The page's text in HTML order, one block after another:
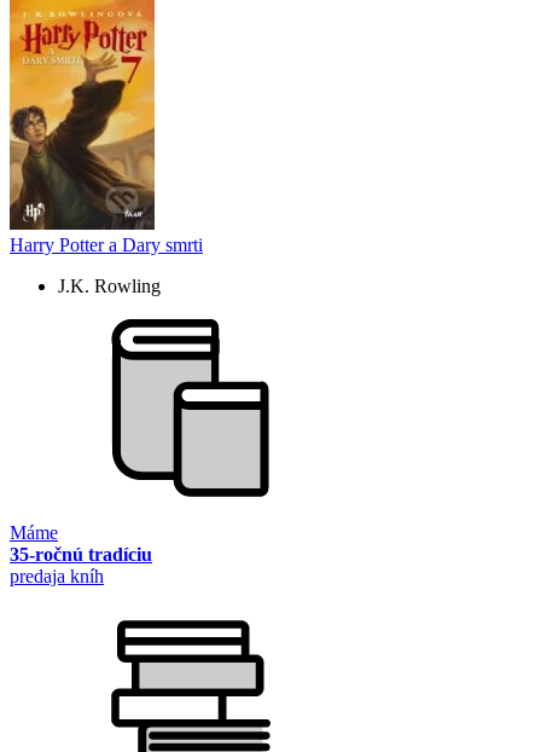
Harry Potter a Dary smrti
J.K. Rowling
Máme
35-ročnú tradíciu
predaja kníh